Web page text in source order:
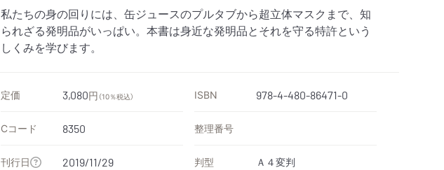
私たちの身の回りには、缶ジュースのプルタブから超立体マスクまで、知
られざる発明品がいっぱい。本書は身近な発明品とそれを守る特許という
しくみを学びます。
定価 3,080円 （10％税込） ISBN 978-4-480-86471-0
Cコード 8350 整理番号
刊行日 2019/11/29 判型 Ａ４変判